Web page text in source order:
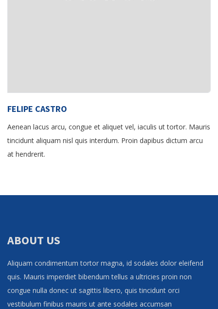
FELIPE CASTRO
Aenean lacus arcu, congue et aliquet vel, iaculis ut tortor. Mauris
tincidunt aliquam nisl quis interdum. Proin dapibus dictum arcu
at hendrerit.
ABOUT US
Aliquam condimentum tortor magna, id sodales dolor eleifend
quis. Mauris imperdiet bibendum tellus a ultricies proin non
congue nulla donec ut sagittis libero, quis tincidunt orci
vestibulum finibus mauris ut ante sodales accumsan